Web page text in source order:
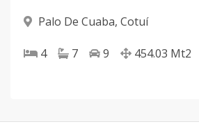
Palo De Cuaba, Cotuí
4 7 9 454.03 Mt2